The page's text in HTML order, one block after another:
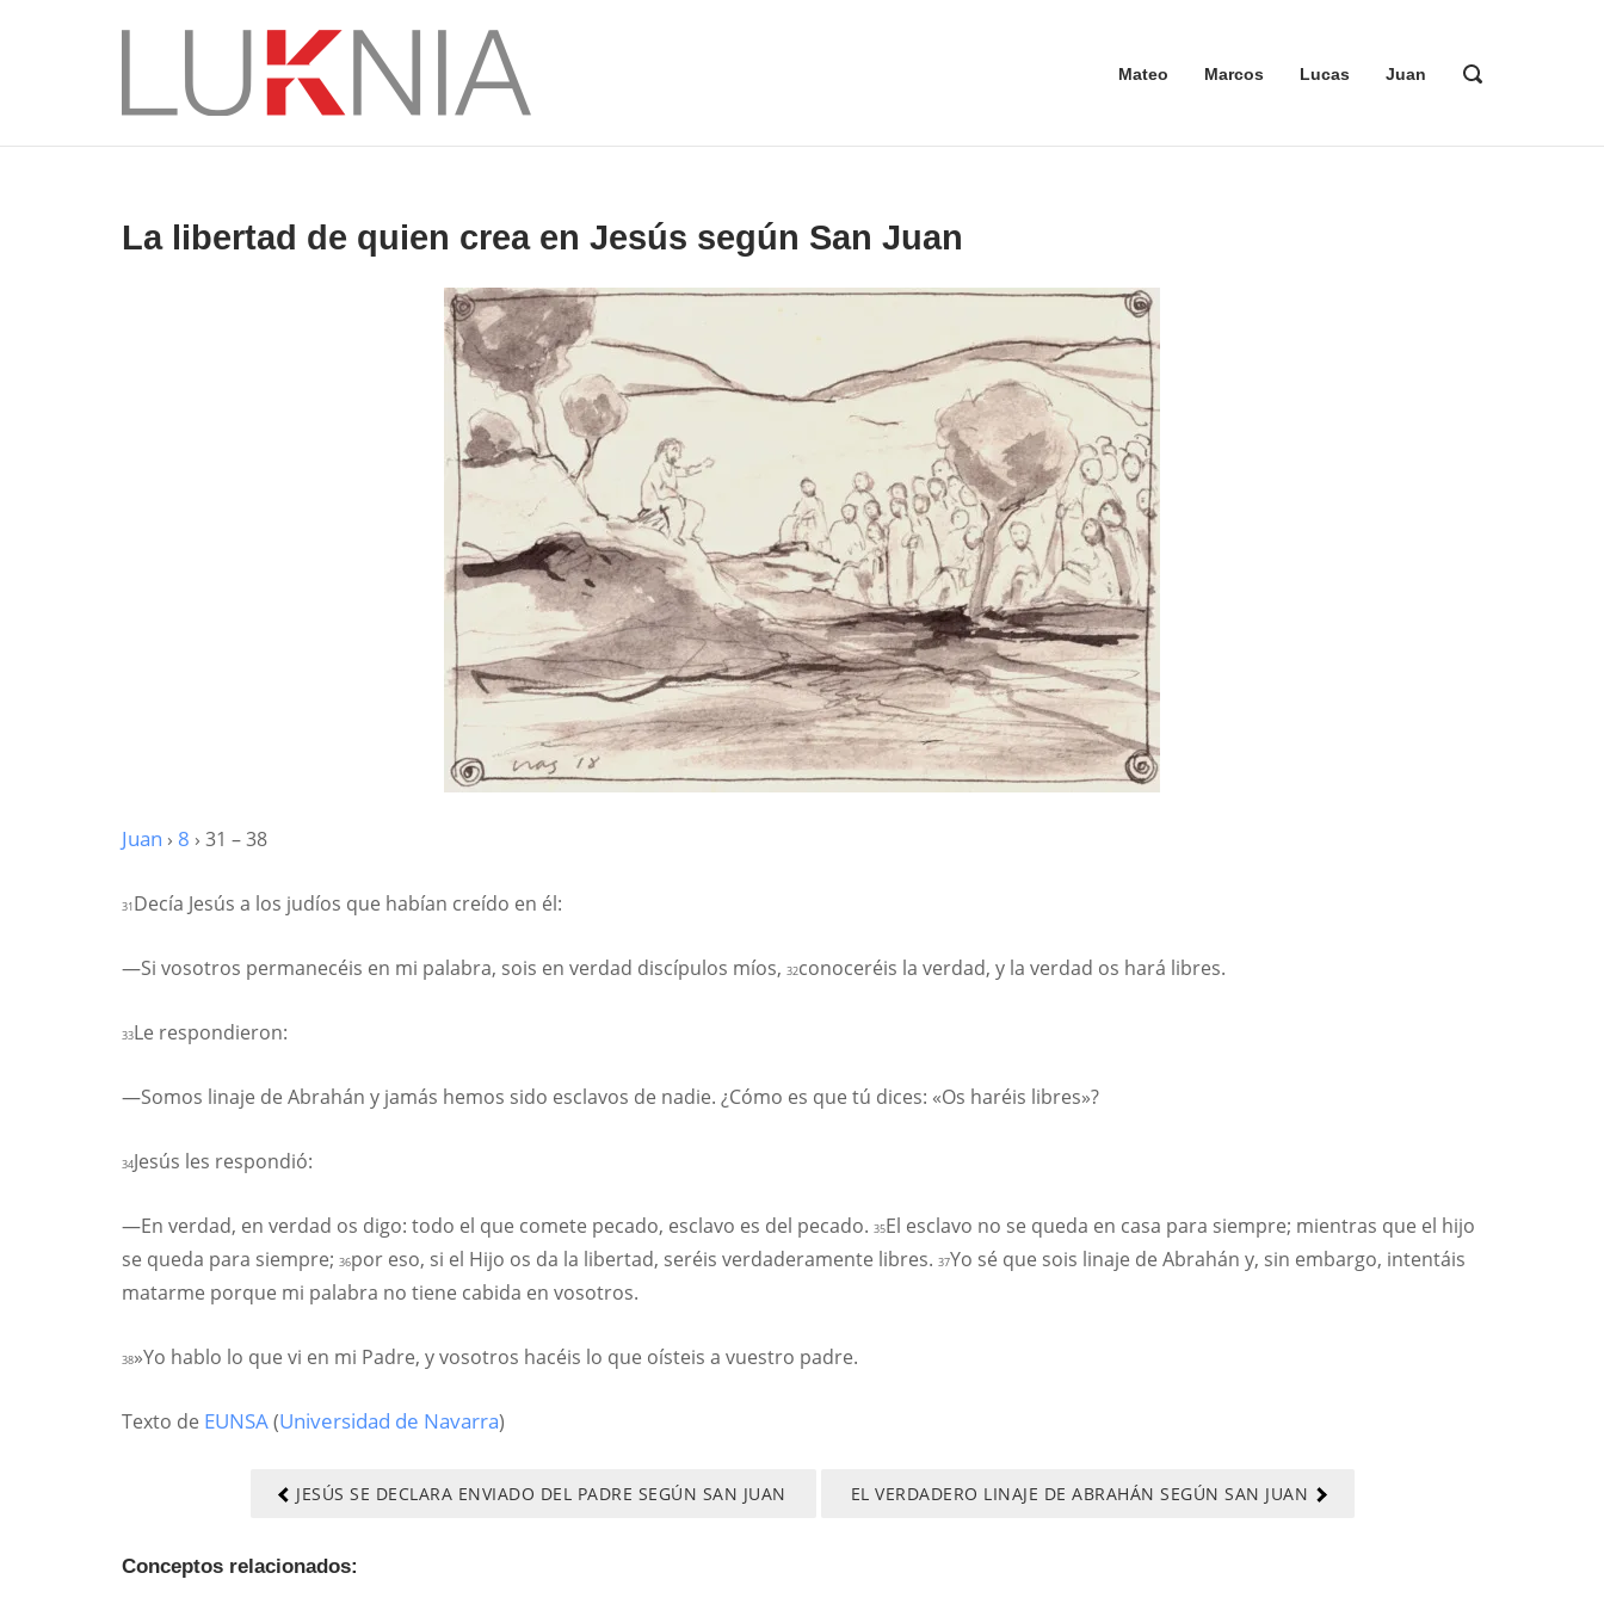
Mateo Marcos Lucas Juan
ABRIR
DE
La libertad de quien crea en Jesús según San Juan
Juan › 8 › 31 – 38
31 Decía Jesús a los judíos que habían creído en él:
—Si vosotros permanecéis en mi palabra, sois en verdad discípulos míos, 32conoceréis la verdad, y la verdad os hará libres.
33Le respondieron:
—Somos linaje de Abrahán y jamás hemos sido esclavos de nadie. ¿Cómo es que tú dices: «Os haréis libres»?
34Jesús les respondió:
—En verdad, en verdad os digo: todo el que comete pecado, esclavo es del pecado. 35El esclavo no se queda en casa para siempre; mientras que el hijo
se queda para siempre; 36por eso, si el Hijo os da la libertad, seréis verdaderamente libres. 37Yo sé que sois linaje de Abrahán y, sin embargo, intentáis
matarme porque mi palabra no tiene cabida en vosotros.
38»Yo hablo lo que vi en mi Padre, y vosotros hacéis lo que oísteis a vuestro padre.
Texto de EUNSA(Universidad de Navarra)
JESÚS SE DECLARA ENVIADO DEL PADRE SEGÚN SAN JUAN EL VERDADERO LINAJE DE ABRAHÁN SEGÚN SAN JUAN
Conceptos relacionados: